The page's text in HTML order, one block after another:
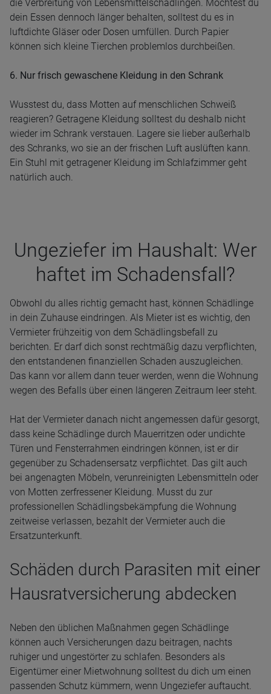
die Verbreitung von Lebensmittelschädlingen. Möchtest du
dein Essen dennoch länger behalten, solltest du es in
luftdichte Gläser oder Dosen umfüllen. Durch Papier
können sich kleine Tierchen problemlos durchbeißen.
6. Nur frisch gewaschene Kleidung in den Schrank
Wusstest du, dass Motten auf menschlichen Schweiß
reagieren? Getragene Kleidung solltest du deshalb nicht
wieder im Schrank verstauen. Lagere sie lieber außerhalb
des Schranks, wo sie an der frischen Luft auslüften kann.
Ein Stuhl mit getragener Kleidung im Schlafzimmer geht
natürlich auch.
Unge­zie­fer im Haus­halt: Wer
haf­tet im Scha­dens­fall?
Obwohl du alles richtig gemacht hast, können Schädlinge
in dein Zuhause eindringen. Als Mieter ist es wichtig, den
Vermieter frühzeitig von dem Schädlingsbefall zu
berichten. Er darf dich sonst rechtmäßig dazu verpflichten,
den entstandenen finanziellen Schaden auszugleichen.
Das kann vor allem dann teuer werden, wenn die Wohnung
wegen des Befalls über einen längeren Zeitraum leer steht.
Hat der Vermieter danach nicht angemessen dafür gesorgt,
dass keine Schädlinge durch Mauerritzen oder undichte
Türen und Fensterrahmen eindringen können, ist er dir
gegenüber zu Schadensersatz verpflichtet. Das gilt auch
bei angenagten Möbeln, verunreinigten Lebensmitteln oder
von Motten zerfressener Kleidung. Musst du zur
professionellen Schädlingsbekämpfung die Wohnung
zeitweise verlassen, bezahlt der Vermieter auch die
Ersatzunterkunft.
Schäden durch Parasiten mit einer
Hausratversicherung abdecken
Neben den üblichen Maßnahmen gegen Schädlinge
können auch Versicherungen dazu beitragen, nachts
ruhiger und ungestörter zu schlafen. Besonders als
Eigentümer einer Mietwohnung solltest du dich um einen
passenden Schutz kümmern, wenn Ungeziefer auftaucht.